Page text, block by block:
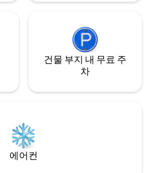
건물 부지 내 무료 주
차
에어컨